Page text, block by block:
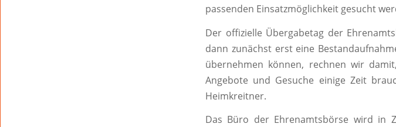
passenden Einsatzmöglichkeit gesucht
Der offizielle Übergabetag der
dann zunächst erst eine
übernehmen können, rechnen wir
Angebote und Gesuche einige Zeit
Heimkreitner.
Das Büro der Ehrenamtsbörse wird in